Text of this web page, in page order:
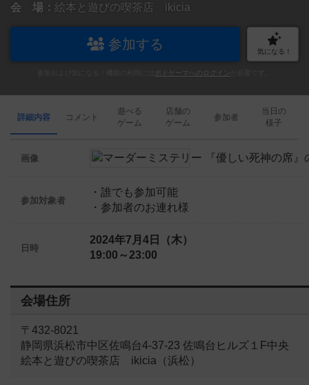
会 場： 絵本と遊びの喫茶店 ikicia
参加する 気になる！
ボドゲーマへのログイン
詳細内容 コメント
遊べる
ゲーム
店舗の
ゲーム
参加者
当日の
様子
画像
参加対象者
・誰でも参加可能
・参加者のお連れ様
日時
2024年7月4日（木）
19:00～23:00
会場住所
〒432-8021
静岡県浜松市中区佐鳴台4-37-23 佐鳴台ヒルズ１F中央
絵本と遊びの喫茶店 ikicia（浜松）